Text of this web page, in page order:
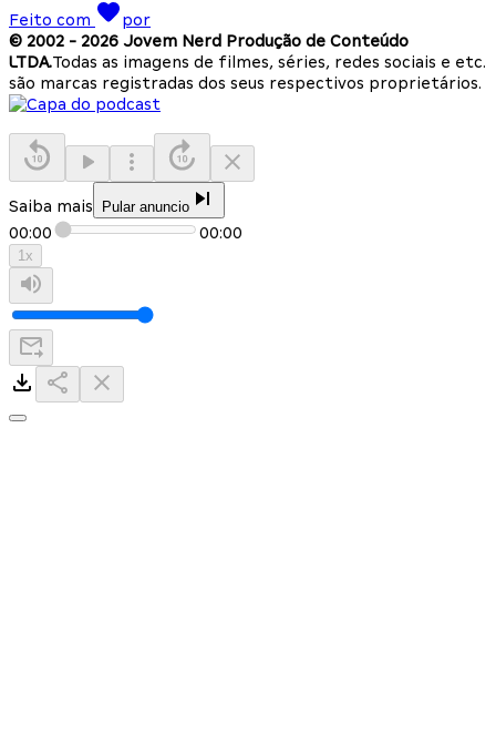
Feito com
por
© 2002 - 2026 Jovem Nerd Produção de Conteúdo
LTDA.Todas as imagens de filmes, séries, redes sociais e etc.
são marcas registradas dos seus respectivos proprietários.
Saiba mais Pular anuncio
00:00 00:00
1x